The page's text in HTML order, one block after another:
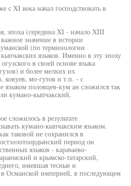
с XI века начал господствовать в
эпоха (середина XI - начало XIII
значение в истории
(по терминологии
языков. Именно в эту эпоху
в своей основе языка
и более мелких их
ковуев, мо-гутов и т.п. - с
языком половцев-кум ан сложился так
кумано-кыпчакский,
сложилось в результате
кумано-кыпчакским языком.
таковой не сохранился в
период он
языков - карачаево-
и крымско-татарский,
имевшая тесные и
в Османской империей, в последующем